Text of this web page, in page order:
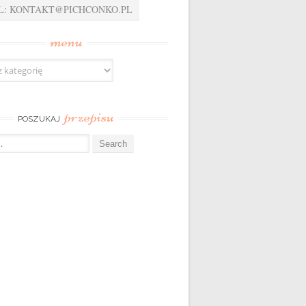
KONTAKT@PICHCONKO.PL
menu
POSZUKAJ przepisu